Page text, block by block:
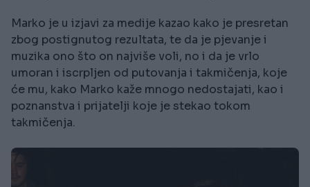
Marko je u izjavi za medije kazao kako je presretan
zbog postignutog rezultata, te da je pjevanje i
muzika ono što on najviše voli, no i da je vrlo
umoran i iscrpljen od putovanja i takmičenja, koje
će mu, kako Marko kaže mnogo nedostajati, kao i
poznanstva i prijatelji koje je stekao tokom
takmičenja.